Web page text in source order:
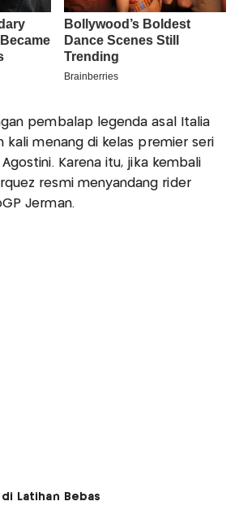
pembalap legenda asal Italia
kali menang di kelas premier seri
Karena itu, jika kembali
resmi menyandang rider
Jerman.
Latihan Bebas